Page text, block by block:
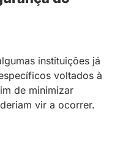
instituições já
voltados à
de minimizar
vir a ocorrer.